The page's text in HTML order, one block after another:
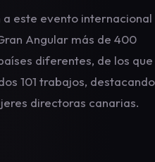
a este evento internacional
Angular más de 400
diferentes, de los que
101 trabajos, destacando
directoras canarias.